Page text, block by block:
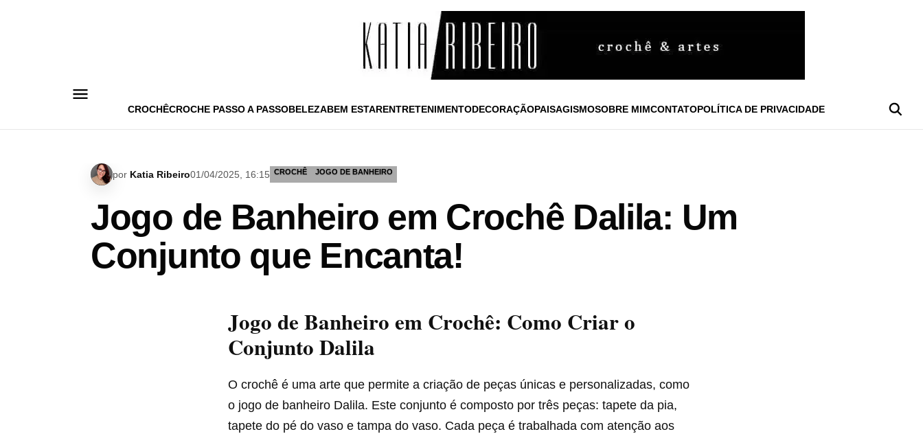
CROCHÊCROCHE PASSO A PASSOBELEZABEM ESTARENTRETENIMENTODECORAÇÃOPAISAGISMOSOBRE MIMCONTATOPOLÍTICA DE PRIVACIDADE
por Katia Ribeiro01/04/2025, 16:15 CROCHÊ JOGO DE BANHEIRO
Jogo de Banheiro em Crochê Dalila: Um
Conjunto que Encanta!
Jogo de Banheiro em Crochê: Como Criar o
Conjunto Dalila
O crochê é uma arte que permite a criação de peças únicas e personalizadas, como
o jogo de banheiro Dalila. Este conjunto é composto por três peças: tapete da pia,
tapete do pé do vaso e tampa do vaso. Cada peça é trabalhada com atenção aos